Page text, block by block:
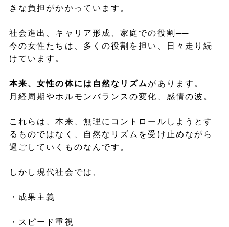
きな負担がかかっています。
社会進出、キャリア形成、家庭での役割──
今の女性たちは、多くの役割を担い、日々走り続
けています。
本来、女性の体には自然なリズム があります。
月経周期やホルモンバランスの変化、感情の波。
これらは、本来、無理にコントロールしようとす
るものではなく、自然なリズムを受け止めながら
過ごしていくものなんです。
しかし現代社会では、
・成果主義
・スピード重視